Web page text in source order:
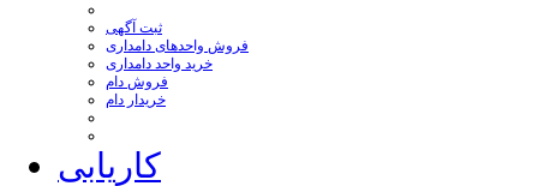
ثبت آگهی
فروش واحدهای دامداری
خرید واحد دامداری
فروش دام
خریدار دام
کاریابی